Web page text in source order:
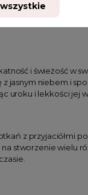
i świeżość w
jasnym niebem i
uroku i lekkości jej
z przyjaciółmi
stworzenie wielu